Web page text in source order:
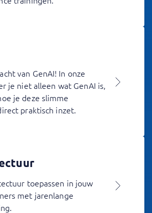
van GenAI! In onze
je niet alleen wat GenAI is,
je deze slimme
praktisch inzet.
toepassen in jouw
met jarenlange